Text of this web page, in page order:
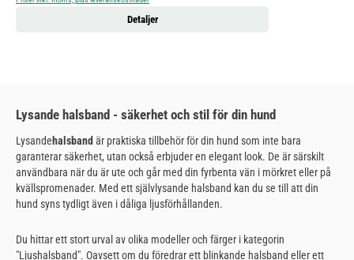
Detaljer
Lysande halsband - säkerhet och stil för din hund
Lysandehalsband är praktiska tillbehör för din hund som inte bara
garanterar säkerhet, utan också erbjuder en elegant look. De är särskilt
användbara när du är ute och går med din fyrbenta vän i mörkret eller på
kvällspromenader. Med ett självlysande halsband kan du se till att din
hund syns tydligt även i dåliga ljusförhållanden.
Du hittar ett stort urval av olika modeller och färger i kategorin
"Ljushalsband". Oavsett om du föredrar ett blinkande halsband eller ett